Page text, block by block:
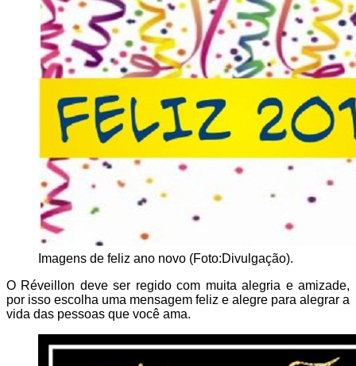
Imagens de feliz ano novo (Foto:Divulgação).
O Réveillon deve ser regido com muita alegria e amizade,
por isso escolha uma mensagem feliz e alegre para alegrar a
vida das pessoas que você ama.